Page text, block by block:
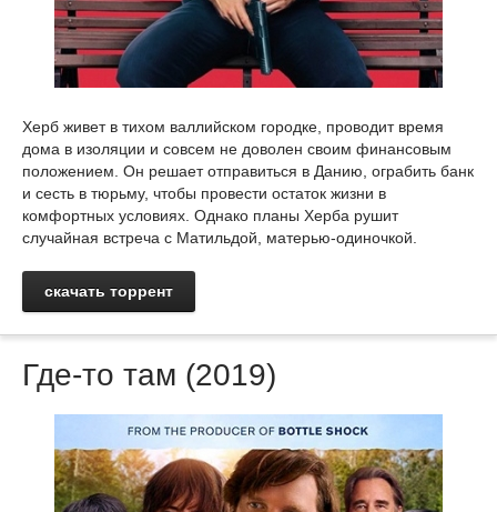
Херб живет в тихом валлийском городке, проводит время
дома в изоляции и совсем не доволен своим финансовым
положением. Он решает отправиться в Данию, ограбить банк
и сесть в тюрьму, чтобы провести остаток жизни в
комфортных условиях. Однако планы Херба рушит
случайная встреча с Матильдой, матерью-одиночкой.
скачать торрент
Где-то там (2019)